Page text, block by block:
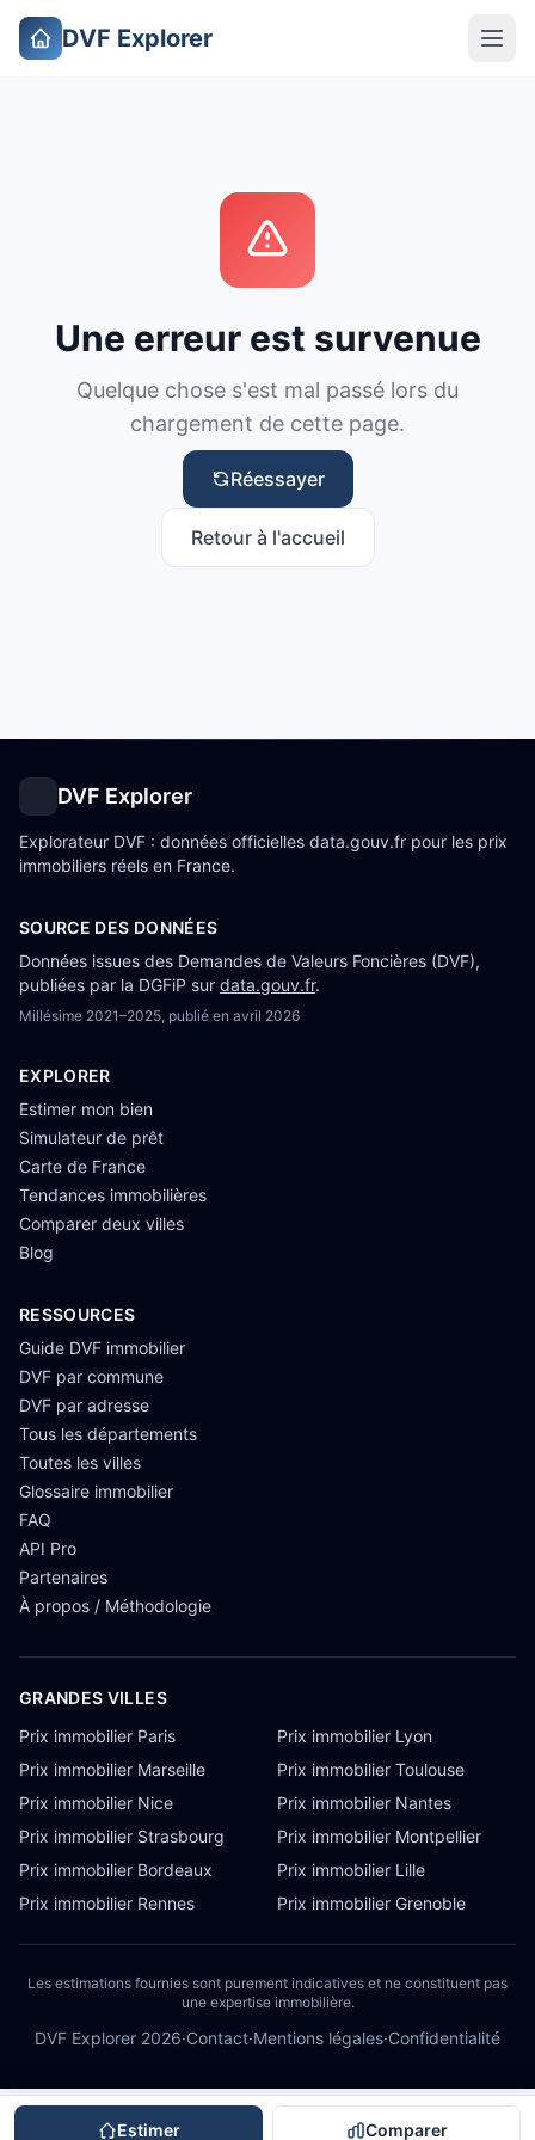
DVF Explorer
Une erreur est survenue
Quelque chose s'est mal passé lors du
chargement de cette page.
Réessayer
Retour à l'accueil
Estimer Comparer
DVF Explorer
Explorateur DVF : données officielles data.gouv.fr pour les prix
immobiliers réels en France.
SOURCE DES DONNÉES
Données issues des Demandes de Valeurs Foncières (DVF),
publiées par la DGFiP sur data.gouv.fr.
Millésime 2021–2025, publié en avril 2026
EXPLORER
Estimer mon bien
Simulateur de prêt
Carte de France
Tendances immobilières
Comparer deux villes
Blog
RESSOURCES
Guide DVF immobilier
DVF par commune
DVF par adresse
Tous les départements
Toutes les villes
Glossaire immobilier
FAQ
API Pro
Partenaires
À propos / Méthodologie
GRANDES VILLES
Prix immobilier Paris
Prix immobilier Lyon
Prix immobilier Marseille
Prix immobilier Toulouse
Prix immobilier Nice
Prix immobilier Nantes
Prix immobilier Strasbourg
Prix immobilier Montpellier
Prix immobilier Bordeaux
Prix immobilier Lille
Prix immobilier Rennes
Prix immobilier Grenoble
Les estimations fournies sont purement indicatives et ne constituent pas
une expertise immobilière.
DVF Explorer 2026·Contact·Mentions légales·Confidentialité